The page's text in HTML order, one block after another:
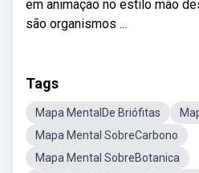
em animação no estilo mão
são organismos ...
Tags
Mapa MentalDe Briófitas
Mapa Mental SobreCarbono
Mapa Mental SobreBotanica